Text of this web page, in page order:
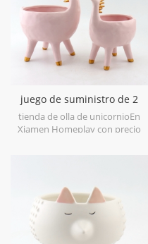
juego de suministro de 2
macetas de cerámica
unicornio
tienda de olla de unicornioEn
Xiamen Homeplay con precio